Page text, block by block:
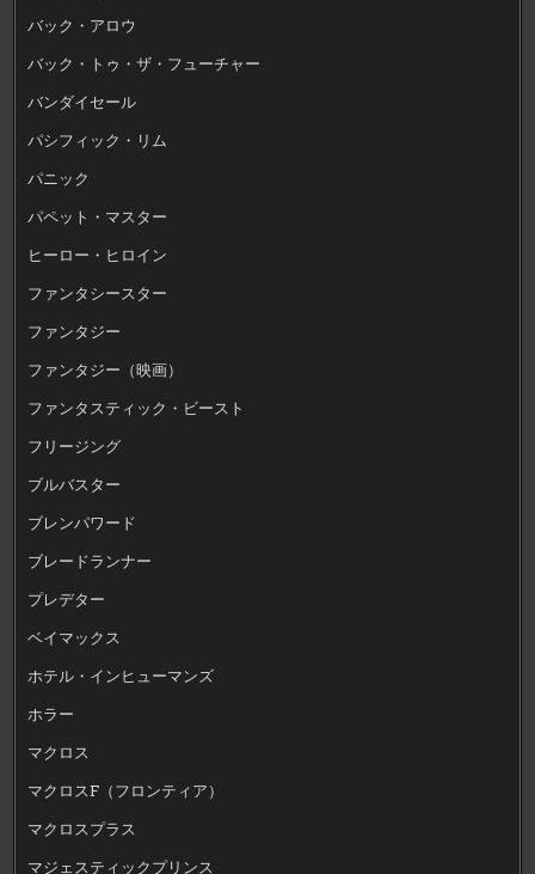
バック・アロウ
バック・トゥ・ザ・フューチャー
バンダイセール
パシフィック・リム
パニック
パペット・マスター
ヒーロー・ヒロイン
ファンタシースター
ファンタジー
ファンタジー（映画）
ファンタスティック・ビースト
フリージング
ブルバスター
ブレンパワード
ブレードランナー
プレデター
ベイマックス
ホテル・インヒューマンズ
ホラー
マクロス
マクロスF（フロンティア）
マクロスプラス
マジェスティックプリンス